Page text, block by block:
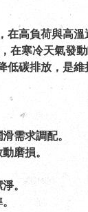
在高負荷與高
在寒冷天氣發
低碳排放，是
需求調配。
磨損。
。